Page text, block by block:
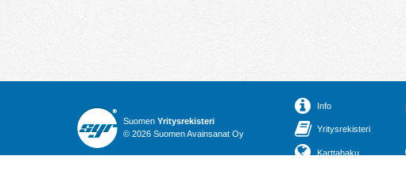
Suomen Yritysrekisteri
© 2026 Suomen Avainsanat Oy
Info
Yritysrekisteri
Karttahaku